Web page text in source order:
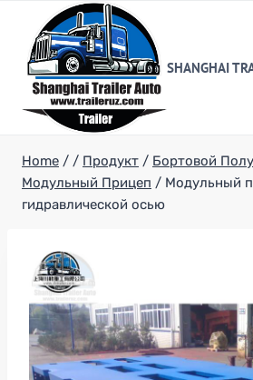
content
SHANGHAI
Home / / Продукт / Бортовой
Модульный Прицеп / Модульный
гидравлической осью